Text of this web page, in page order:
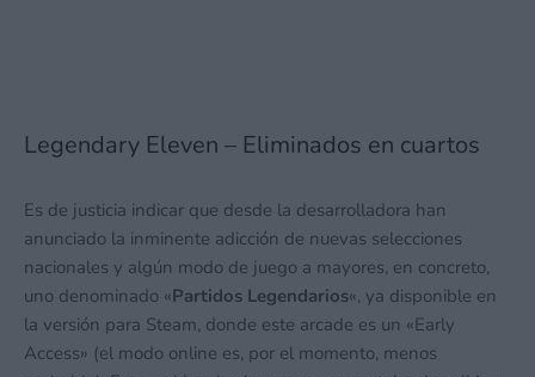
Legendary Eleven – Eliminados en cuartos
Es de justicia indicar que desde la desarrolladora han
anunciado la inminente adicción de nuevas selecciones
nacionales y algún modo de juego a mayores, en concreto,
uno denominado «Partidos Legendarios«, ya disponible en
la versión para Steam, donde este arcade es un «Early
Access» (el modo online es, por el momento, menos